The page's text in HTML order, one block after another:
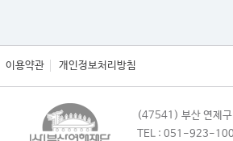
이용약관 개인정보처리방침
(47541) 부산 연제
TEL : 051-923-